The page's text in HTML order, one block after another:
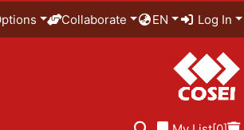
Collaborate EN Log In